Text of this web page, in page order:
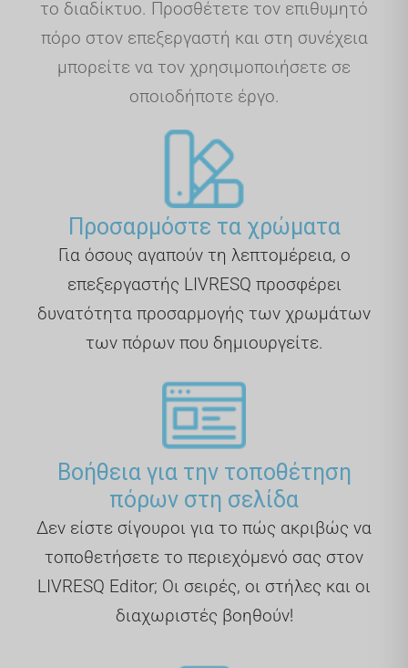
το διαδίκτυο. Προσθέτετε τον επιθυμητό
πόρο στον επεξεργαστή και στη συνέχεια
μπορείτε να τον χρησιμοποιήσετε σε
οποιοδήποτε έργο.
Προσαρμόστε τα χρώματα
Για όσους αγαπούν τη λεπτομέρεια, ο
επεξεργαστής LIVRESQ προσφέρει
δυνατότητα προσαρμογής των χρωμάτων
των πόρων που δημιουργείτε.
Βοήθεια για την τοποθέτηση
πόρων στη σελίδα
Δεν είστε σίγουροι για το πώς ακριβώς να
τοποθετήσετε το περιεχόμενό σας στον
LIVRESQ Editor; Οι σειρές, οι στήλες και οι
διαχωριστές βοηθούν!